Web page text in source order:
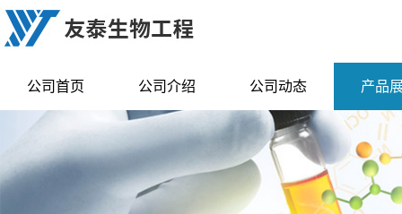
公司首页 公司介绍 公司动态 产品